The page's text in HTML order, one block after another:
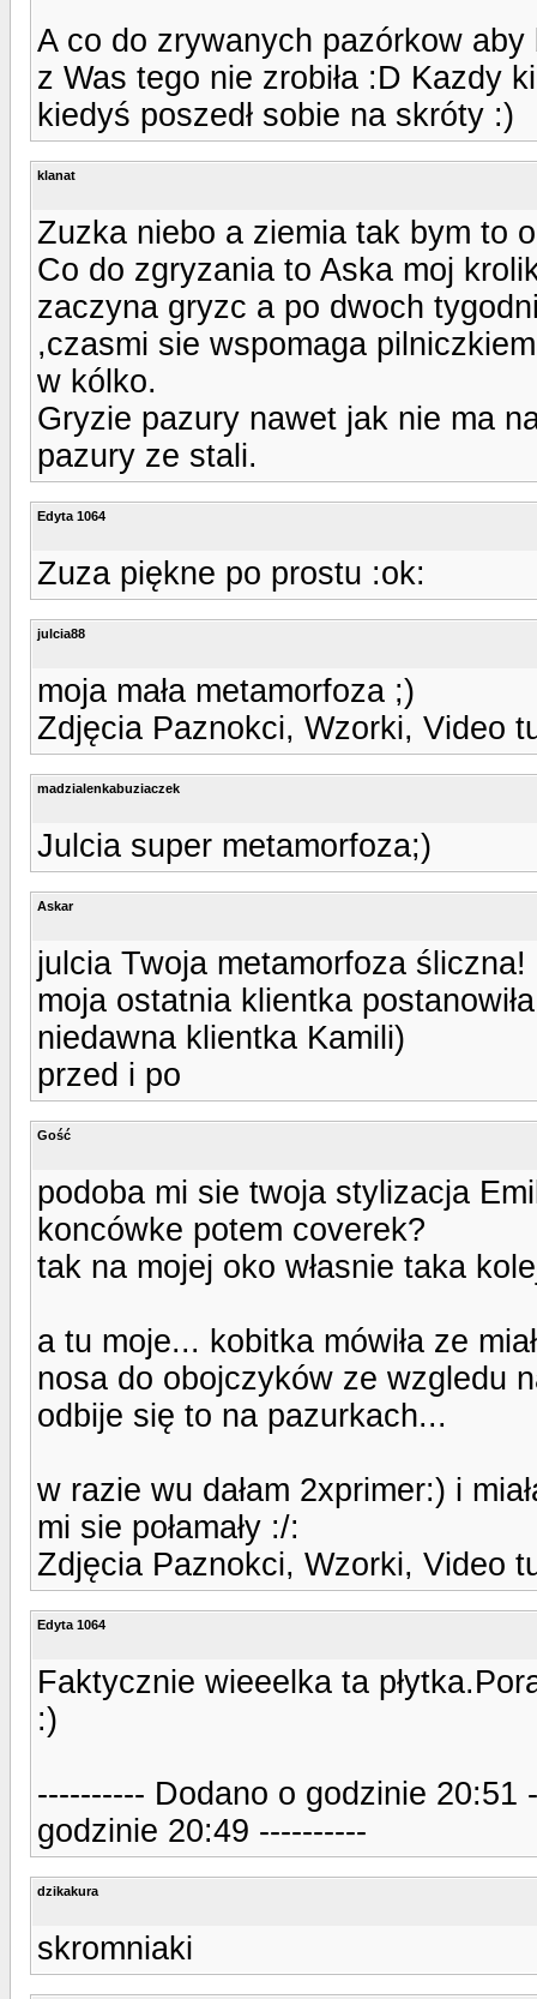
A co do zrywanych pazórkow
z Was tego nie zrobiła :D Kazdy
kiedyś poszedł sobie na skróty :)
klanat
Zuzka niebo a ziemia tak bym to
Co do zgryzania to Aska moj
zaczyna gryzc a po dwoch
,czasmi sie wspomaga
w kólko.
Gryzie pazury nawet jak nie ma
pazury ze stali.
Edyta 1064
Zuza piękne po prostu :ok:
julcia88
moja mała metamorfoza ;)
Zdjęcia Paznokci, Wzorki, Video
madzialenkabuziaczek
Julcia super metamorfoza;)
Askar
julcia Twoja metamorfoza
moja ostatnia klientka
niedawna klientka Kamili)
przed i po
Gość
podoba mi sie twoja stylizacja
koncówke potem coverek?
tak na mojej oko własnie taka
a tu moje... kobitka mówiła ze
nosa do obojczyków ze wzgledu
odbije się to na pazurkach...
w razie wu dałam 2xprimer:) i
mi sie połamały :/:
Zdjęcia Paznokci, Wzorki, Video
Edyta 1064
Faktycznie wieeelka ta
:)
---------- Dodano o godzinie 20:51
godzinie 20:49 ----------
dzikakura
skromniaki